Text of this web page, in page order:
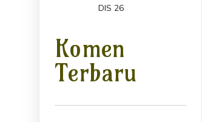
DIS 26
Komen
Terbaru